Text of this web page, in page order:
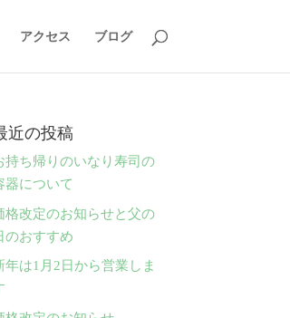
アクセス ブログ
近の投稿
持ち帰りのいなり寿司の
器について
格改定のお知らせと父の
のおすすめ
年は1月2日から営業しま